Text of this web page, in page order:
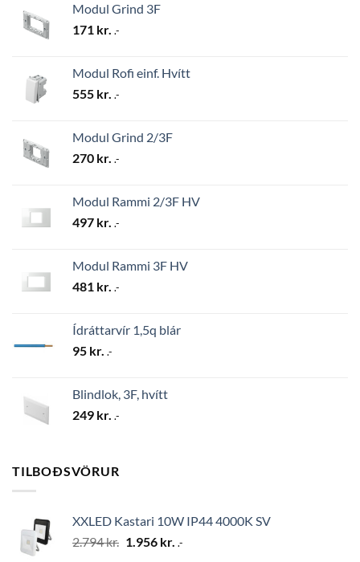
Modul Grind 3F
171 kr. .-
Modul Rofi einf. Hvítt
555 kr. .-
Modul Grind 2/3F
270 kr. .-
Modul Rammi 2/3F HV
497 kr. .-
Modul Rammi 3F HV
481 kr. .-
Ídráttarvír 1,5q blár
95 kr. .-
Blindlok, 3F, hvítt
249 kr. .-
TILBOÐSVÖRUR
XXLED Kastari 10W IP44 4000K SV
2.794kr. Original
1.956 kr. Current
.-